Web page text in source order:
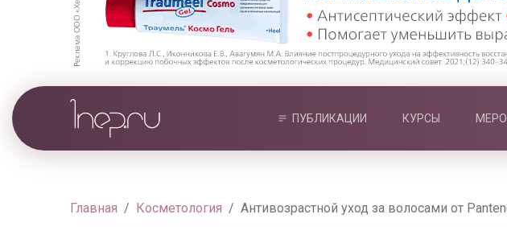
ПУБЛИКАЦИИ КУРСЫ
Главная Косметология Антивозрастной уход за волосами от